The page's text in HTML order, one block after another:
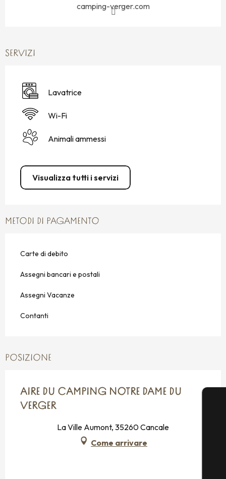
camping-verger.com
SERVIZI
Lavatrice
Wi-Fi
Animali ammessi
Visualizza tutti i servizi
METODI DI PAGAMENTO
Carte di debito
Assegni bancari e postali
Assegni Vacanze
Contanti
POSIZIONE
AIRE DU CAMPING NOTRE DAME DU
VERGER
La Ville Aumont, 35260 Cancale
Come arrivare